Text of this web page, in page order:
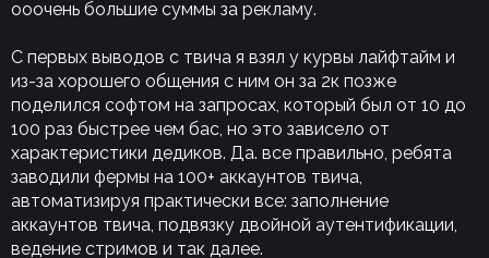
ооочень большие суммы за рекламу.
С первых выводов с твича я взял у курвы лайфтайм и
из-за хорошего общения с ним он за 2к позже
поделился софтом на запросах, который был от 10 до
100 раз быстрее чем бас, но это зависело от
характеристики дедиков. Да. все правильно, ребята
заводили фермы на 100+ аккаунтов твича,
автоматизируя практически все: заполнение
аккаунтов твича, подвязку двойной аутентификации,
ведение стримов и так далее.